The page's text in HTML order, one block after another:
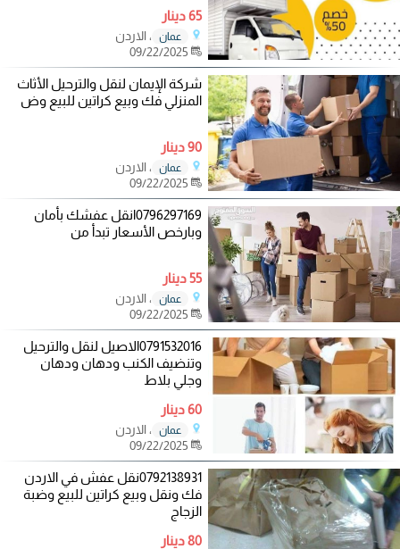
65 دينار
عمان
، الاردن
شركة الإيمان لنقل والترحيل الأثاث
المنزلي فك وبيع كراتين للبيع وض
90 دينار
عمان
، الاردن
0796297169انقل عفشك بأمان
وبارخص الأسعار تبدأ من
55 دينار
عمان
، الاردن
0791532016الاصيل لنقل والترحيل
وتنضيف الكنب ودهان ودهان
وجلي بلاط
60 دينار
عمان
، الاردن
0792138931نقل عفش في الاردن
فك ونقل وبيع كراتين للبيع وضبة
الزجاج
80 دينار